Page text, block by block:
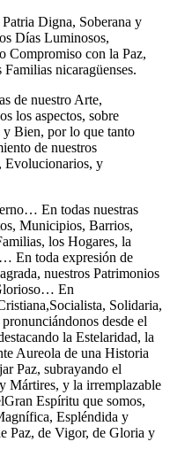
Digna, Soberana y
Días Luminosos,
Compromiso con la Paz,
nicaragüenses.
de nuestro Arte,
los aspectos, sobre
y Bien, por lo que tanto
de nuestros
Evolucionarios, y
En todas nuestras
Municipios, Barrios,
los Hogares, la
En toda expresión de
nuestros Patrimonios
En
Solidaria,
desde el
la Estelaridad, la
Aureola de una Historia
Paz, subrayando el
Mártires, y la irremplazable
Espíritu que somos,
Espléndida y
Paz, de Vigor, de Gloria y